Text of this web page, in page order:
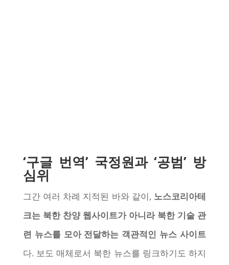
‘구글 번역’ 국정원과 ‘공범’ 방
심위
그간 여러 차례 지적된 바와 같이, 노스코리아테
크는 북한 찬양 웹사이트가 아니라 북한 기술 관
련 뉴스를 모아 전달하는 객관적인 뉴스 사이트
다. 보도 매체로서 북한 뉴스를 링크하기도 하지